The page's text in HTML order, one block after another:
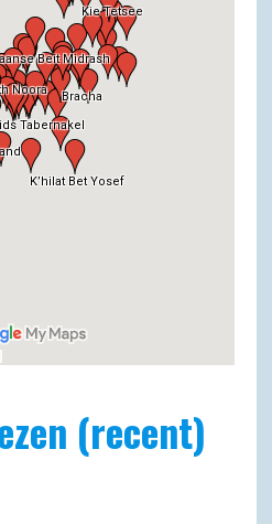
(recent)